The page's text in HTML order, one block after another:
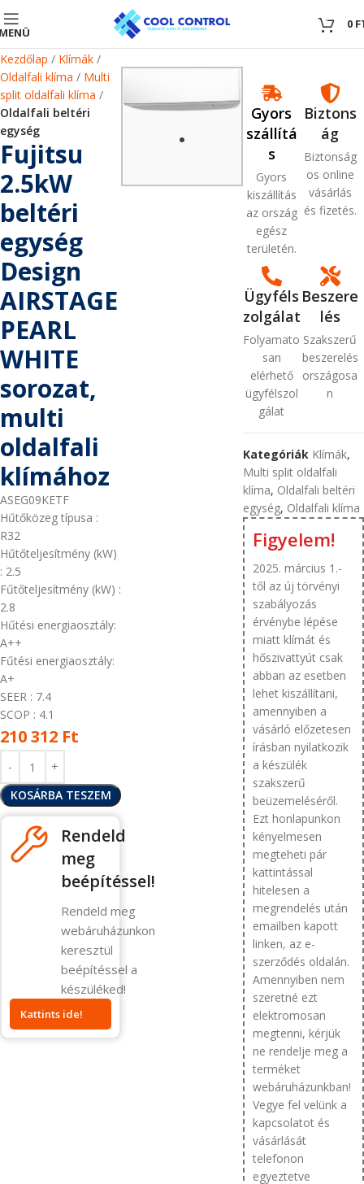
0 0
Kezdőlap
Klímák
Oldalfali klíma
Multi
split oldalfali klíma
Oldalfali beltéri
egység
Fujitsu
2.5kW
beltéri
egység
Design
AIRSTAGE
PEARL
WHITE
sorozat,
multi
oldalfali
klímához
ASEG09KETF
Hűtőközeg típusa :
R32
Hűtőteljesítmény (kW)
: 2.5
Fűtőteljesítmény (kW) :
2.8
Hűtési energiaosztály:
A++
Fűtési energiaosztály:
A+
SEER : 7.4
SCOP : 4.1
210 312 Ft
KOSÁRBA TESZEM
Rendeld
meg
beépítéssel!
Rendeld meg
webáruházunkon
keresztül
beépítéssel a
készüléked!
Kattints ide!
Gyors
szállítá
s
Gyors
kiszállítás
az ország
egész
területén.
Biztons
ág
Biztonság
os online
vásárlás
és fizetés.
Ügyféls
zolgálat
Folyamato
san
elérhető
ügyfélszol
gálat
Beszere
lés
Szakszerű
beszerelés
országosa
n
Kategóriák Klímák,
Multi split oldalfali
klíma, Oldalfali beltéri
egység, Oldalfali klíma
Figyelem!
2025. március 1.-
től az új törvényi
szabályozás
érvénybe lépése
miatt klímát és
hőszivattyút csak
abban az esetben
lehet kiszállítani,
amennyiben a
vásárló előzetesen
írásban nyilatkozik
a készülék
szakszerű
beüzemeléséről.
Ezt honlapunkon
kényelmesen
megteheti pár
kattintással
hitelesen a
megrendelés után
emailben kapott
linken, az e-
szerződés oldalán.
Amennyiben nem
szeretné ezt
elektromosan
megtenni, kérjük
ne rendelje meg a
terméket
webáruházunkban!
Vegye fel velünk a
kapcsolatot és
vásárlását
telefonon
egyeztetve